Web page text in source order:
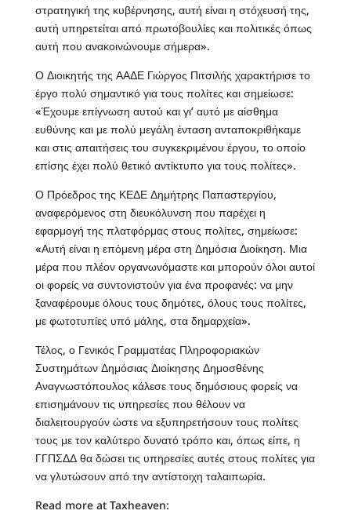
στρατηγική της κυβέρνησης, αυτή είναι η στόχευσή της,
αυτή υπηρετείται από πρωτοβουλίες και πολιτικές όπως
αυτή που ανακοινώνουμε σήμερα».
Ο Διοικητής της ΑΑΔΕ Γιώργος Πιτσιλής χαρακτήρισε το
έργο πολύ σημαντικό για τους πολίτες και σημείωσε:
«Έχουμε επίγνωση αυτού και γι’ αυτό με αίσθημα
ευθύνης και με πολύ μεγάλη ένταση ανταποκριθήκαμε
και στις απαιτήσεις του συγκεκριμένου έργου, το οποίο
επίσης έχει πολύ θετικό αντίκτυπο για τους πολίτες».
Ο Πρόεδρος της ΚΕΔΕ Δημήτρης Παπαστεργίου,
αναφερόμενος στη διευκόλυνση που παρέχει η
εφαρμογή της πλατφόρμας στους πολίτες, σημείωσε:
«Αυτή είναι η επόμενη μέρα στη Δημόσια Διοίκηση. Μια
μέρα που πλέον οργανωνόμαστε και μπορούν όλοι αυτοί
οι φορείς να συντονιστούν για ένα προφανές: να μην
ξαναφέρουμε όλους τους δημότες, όλους τους πολίτες,
με φωτοτυπίες υπό μάλης, στα δημαρχεία».
Τέλος, ο Γενικός Γραμματέας Πληροφοριακών
Συστημάτων Δημόσιας Διοίκησης Δημοσθένης
Αναγνωστόπουλος κάλεσε τους δημόσιους φορείς να
επισημάνουν τις υπηρεσίες που θέλουν να
διαλειτουργούν ώστε να εξυπηρετήσουν τους πολίτες
τους με τον καλύτερο δυνατό τρόπο και, όπως είπε, η
ΓΓΠΣΔΔ θα δώσει τις υπηρεσίες αυτές στους πολίτες για
να γλυτώσουν από την αντίστοιχη ταλαιπωρία.
Read more at Taxheaven: